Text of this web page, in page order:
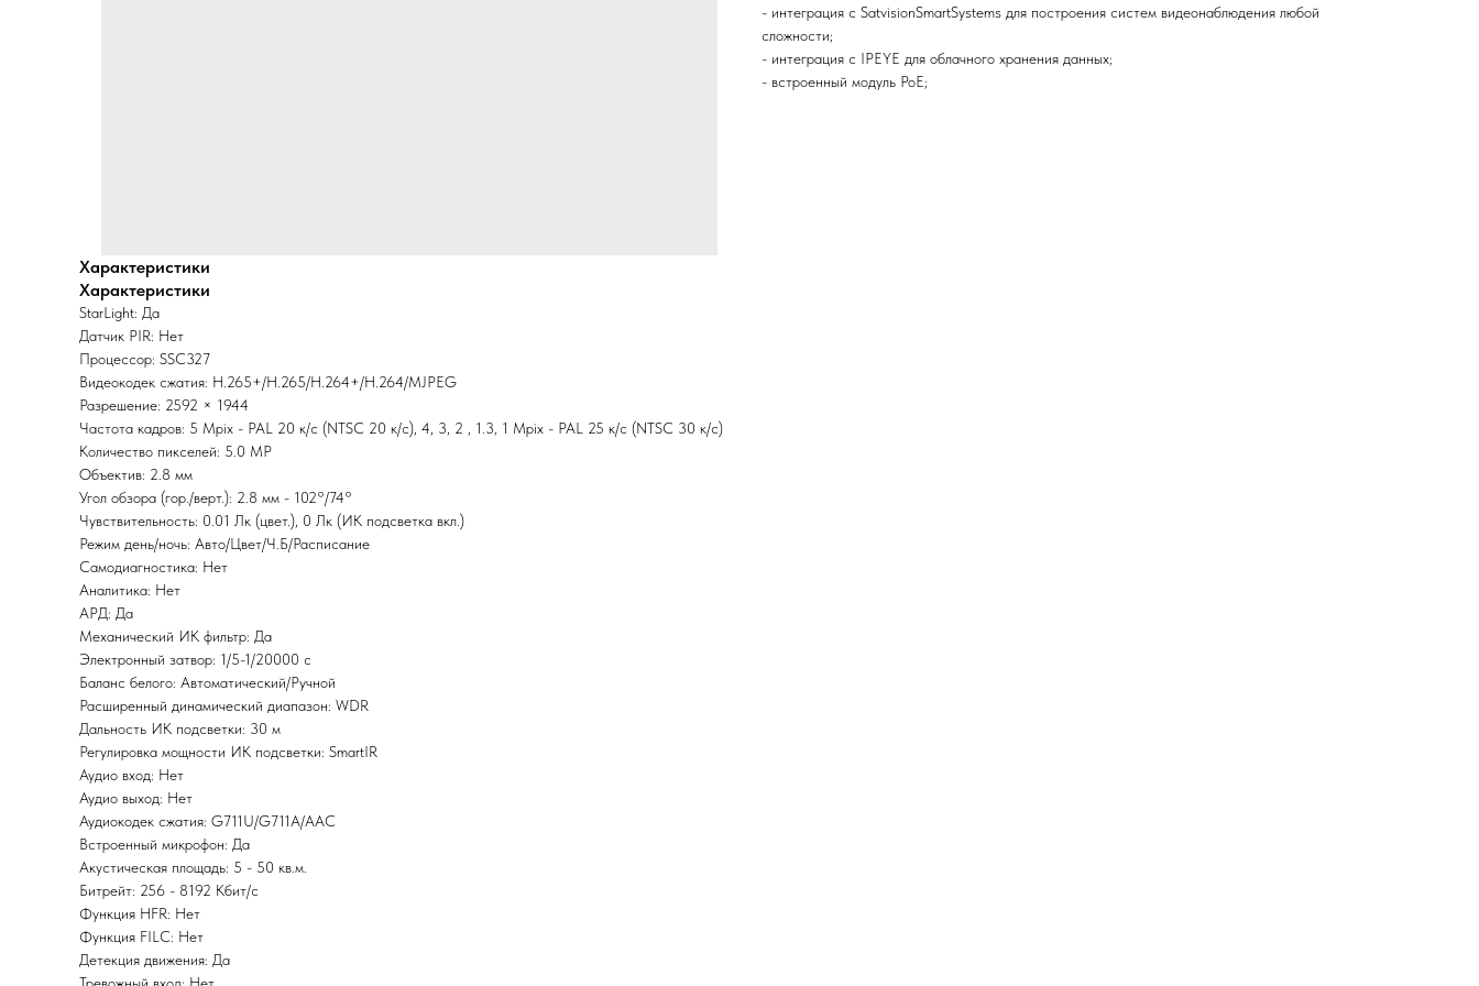
- интеграция с SatvisionSmartSystems для построения систем видеонаблюдения любой
сложности;
- интеграция с IPEYE для облачного хранения данных;
- встроенный модуль PoE;
Характеристики
Характеристики
StarLight: Да
Датчик PIR: Нет
Процессор: SSC327
Видеокодек сжатия: H.265+/H.265/H.264+/H.264/MJPEG
Разрешение: 2592 × 1944
Частота кадров: 5 Mpix - PAL 20 к/с (NTSC 20 к/с), 4, 3, 2 , 1.3, 1 Mpix - PAL 25 к/с (NTSC 30 к/с)
Количество пикселей: 5.0 MP
Объектив: 2.8 мм
Угол обзора (гор./верт.): 2.8 мм - 102°/74°
Чувствительность: 0.01 Лк (цвет.), 0 Лк (ИК подсветка вкл.)
Режим день/ночь: Авто/Цвет/Ч.Б/Расписание
Самодиагностика: Нет
Аналитика: Нет
АРД: Да
Механический ИК фильтр: Да
Электронный затвор: 1/5-1/20000 c
Баланс белого: Автоматический/Ручной
Расширенный динамический диапазон: WDR
Дальность ИК подсветки: 30 м
Регулировка мощности ИК подсветки: SmartIR
Аудио вход: Нет
Аудио выход: Нет
Аудиокодек сжатия: G711U/G711A/AAC
Встроенный микрофон: Да
Акустическая площадь: 5 - 50 кв.м.
Битрейт: 256 - 8192 Кбит/с
Функция HFR: Нет
Функция FILC: Нет
Детекция движения: Да